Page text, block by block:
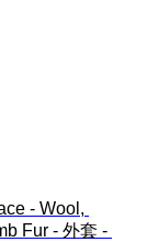
- Wool,
Fur - 外套 -